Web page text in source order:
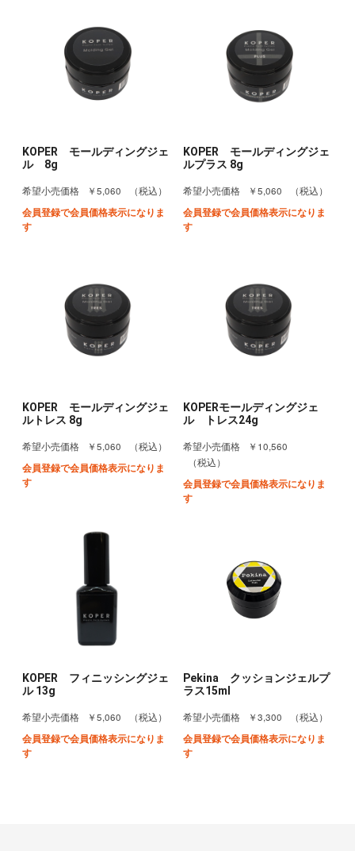
KOPER モールディングジェ
ル 8g
希望小売価格 ￥5,060
（税込）
会員登録で会員価格表示になりま
す
KOPER モールディングジェ
ルプラス 8g
希望小売価格 ￥5,060
（税込）
会員登録で会員価格表示になりま
す
KOPER モールディングジェ
ルトレス 8g
希望小売価格 ￥5,060
（税込）
会員登録で会員価格表示になりま
す
KOPERモールディングジェ
ル トレス24g
希望小売価格 ￥10,560
（税込）
会員登録で会員価格表示になりま
す
KOPER フィニッシングジェ
ル 13g
希望小売価格 ￥5,060
（税込）
会員登録で会員価格表示になりま
す
Pekina クッションジェルプ
ラス15ml
希望小売価格 ￥3,300
（税込）
会員登録で会員価格表示になりま
す